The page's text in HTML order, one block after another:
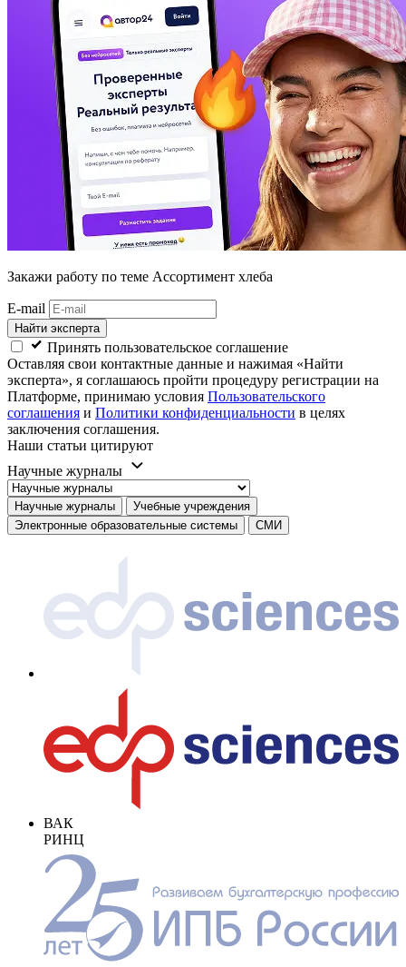
Закажи работу по теме Ассортимент хлеба
E-mail
Найти эксперта
Принять пользовательское соглашение
Оставляя свои контактные данные и нажимая «Найти
эксперта», я соглашаюсь пройти процедуру регистрации на
Платформе, принимаю условия Пользовательского
соглашения и Политики конфиденциальности в целях
заключения соглашения.
Наши статьи цитируют
Научные журналы
Научные журналы
Учебные учреждения
Электронные образовательные системы
СМИ
ВАК
РИНЦ